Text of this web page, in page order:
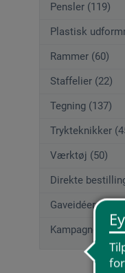
Pensler (119)
Plastisk
Rammer (60)
Staffelier (22)
Tegning (137)
Trykteknikker
Værktøj (50)
Direkte
Gaveidéer (12)
Kampagnetilbud